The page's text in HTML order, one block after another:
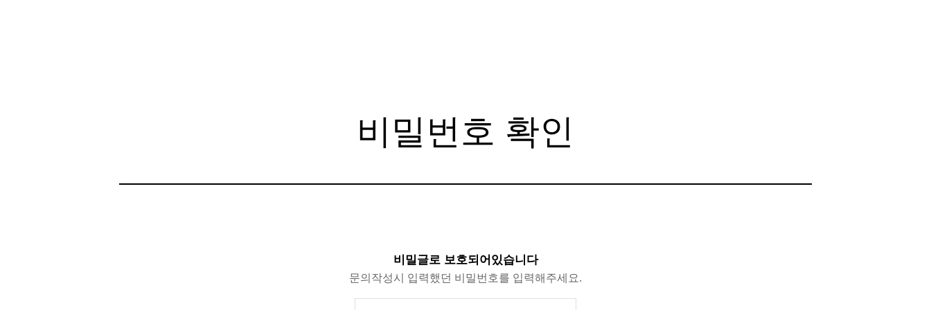
비밀번호 확인
비밀글로 보호되어있습니다
문의작성시 입력했던 비밀번호를 입력해주세요.